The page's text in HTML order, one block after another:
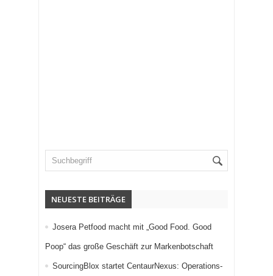
NEUESTE BEITRÄGE
Josera Petfood macht mit „Good Food. Good
Poop“ das große Geschäft zur Markenbotschaft
SourcingBlox startet CentaurNexus: Operations-